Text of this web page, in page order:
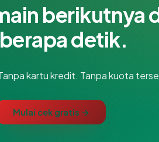
berikutnya
detik.
kartu kredit. Tanpa kuota
Mulai cek gratis →